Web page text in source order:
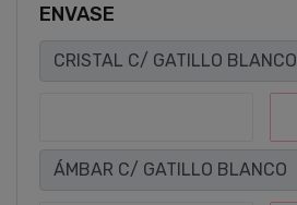
ENVASE
CRISTAL C/ GATILLO BLANCO
ÁMBAR C/ GATILLO BLANCO